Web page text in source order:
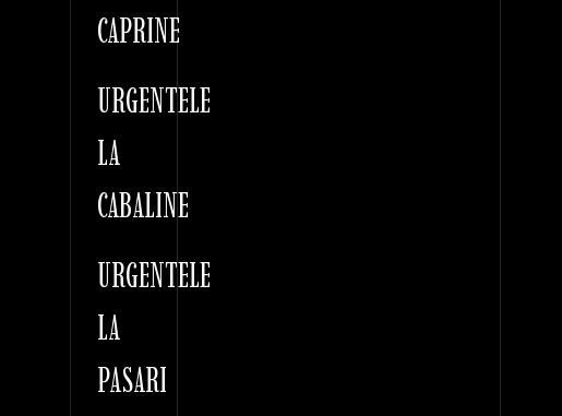
CAPRINE
URGENTELE
LA
CABALINE
URGENTELE
LA
PASARI